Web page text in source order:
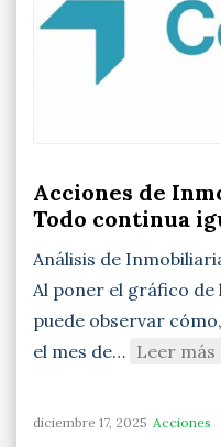
Acciones de
Todo continua
Análisis de
Al poner el gráfico de
puede observar
el mes de… Leer más
diciembre 17, 2025 Acciones